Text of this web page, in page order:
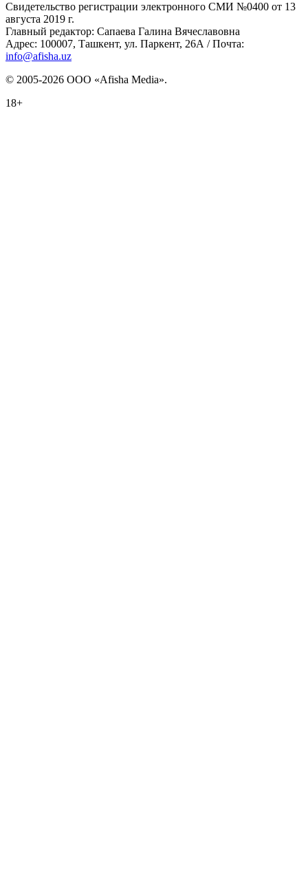
Свидетельство регистрации электронного СМИ №0400 от 13
августа 2019 г.
Главный редактор: Сапаева Галина Вячеславовна
Адрес: 100007, Ташкент, ул. Паркент, 26А / Почта:
info@afisha.uz
© 2005-2026 ООО «Afisha Media».
18+